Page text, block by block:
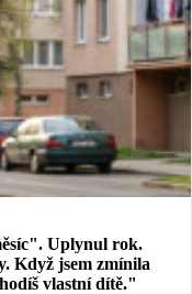
Uplynul rok.
Když jsem zmínila
vlastní dítě."